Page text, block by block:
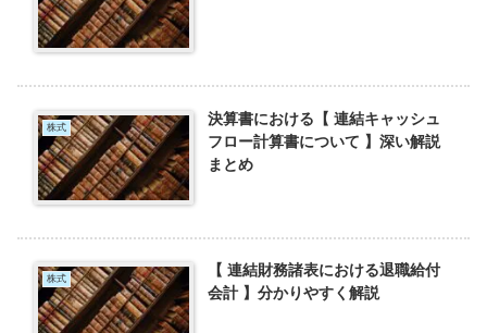
株式
決算書における【 連結キャッシュ
フロー計算書について 】深い解説
まとめ
株式
【 連結財務諸表における退職給付
会計 】分かりやすく解説